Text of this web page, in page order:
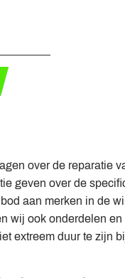
over de reparatie
geven over de
aan merken in de
wij ook onderdelen
extreem duur te zijn